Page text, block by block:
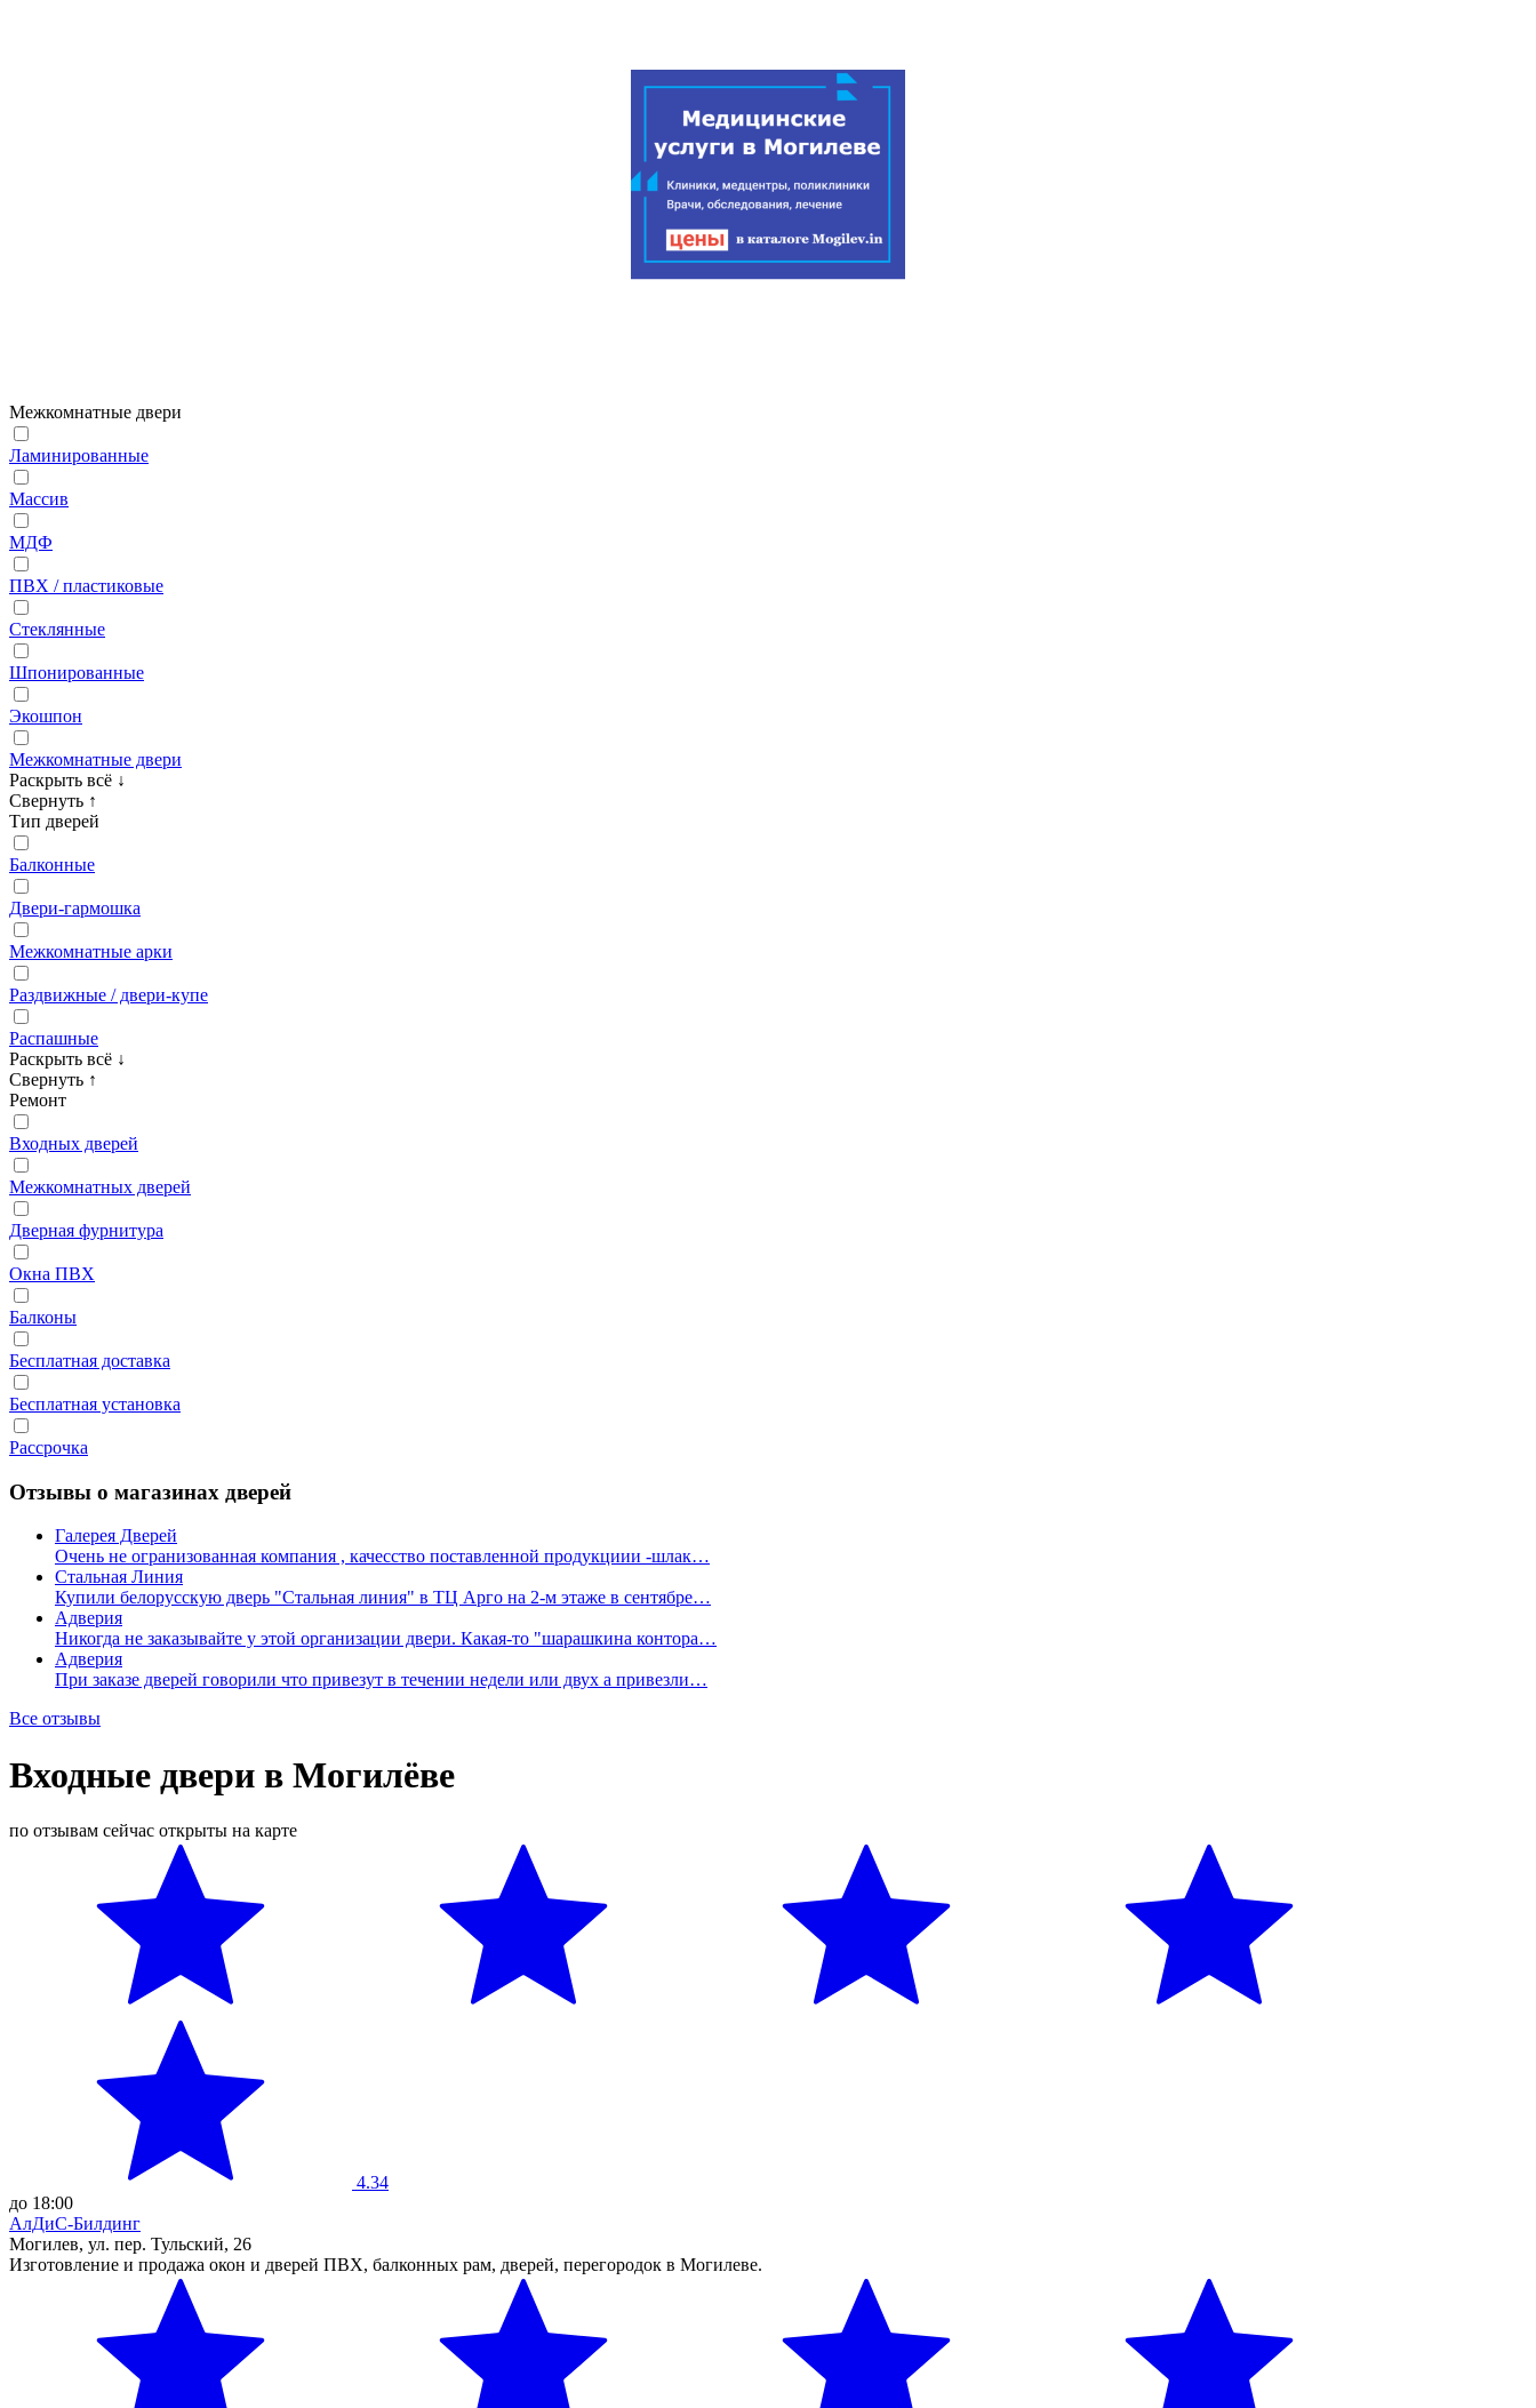
Межкомнатные двери
Ламинированные
Массив
МДФ
ПВХ / пластиковые
Стеклянные
Шпонированные
Экошпон
Межкомнатные двери
Раскрыть всё ↓
Свернуть ↑
Тип дверей
Балконные
Двери‑гармошка
Межкомнатные арки
Раздвижные / двери‑купе
Распашные
Раскрыть всё ↓
Свернуть ↑
Ремонт
Входных дверей
Межкомнатных дверей
Дверная фурнитура
Окна ПВХ
Балконы
Бесплатная доставка
Бесплатная установка
Рассрочка
Отзывы о магазинах дверей
Галерея Дверей
Очень не огранизованная компания , качесство поставленной продукциии -шлак…
Стальная Линия
Купили белорусскую дверь "Стальная линия" в ТЦ Арго на 2-м этаже в сентябре…
Адверия
Никогда не заказывайте у этой организации двери. Какая-то "шарашкина контора…
Адверия
При заказе дверей говорили что привезут в течении недели или двух а привезли…
Все отзывы
Входные двери в Могилёве
по отзывам сейчас открыты на карте
4.34
до 18:00
АлДиС-Билдинг
Могилев, ул. пер. Тульский, 26
Изготовление и продажа окон и дверей ПВХ, балконных рам, дверей, перегородок в Могилеве.